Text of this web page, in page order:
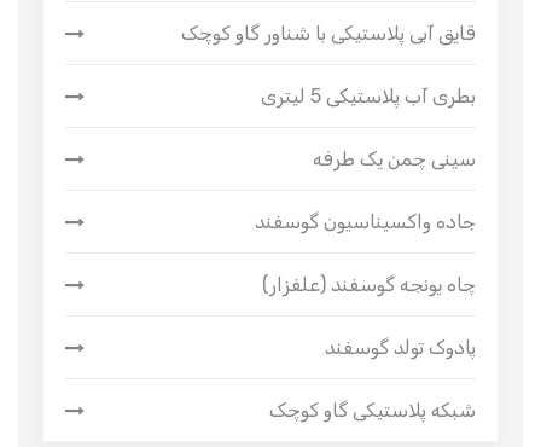
قایق آبی پلاستیکی با شناور گاو کوچک
بطری آب پلاستیکی 5 لیتری
سینی چمن یک طرفه
جاده واکسیناسیون گوسفند
چاه یونجه گوسفند (علفزار)
پادوک تولد گوسفند
شبکه پلاستیکی گاو کوچک